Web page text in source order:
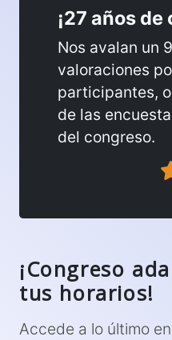
¡27 años
Nos avalan un
valoraciones
participantes,
de las
del congreso.
¡Congreso
tus horarios!
Accede a lo último